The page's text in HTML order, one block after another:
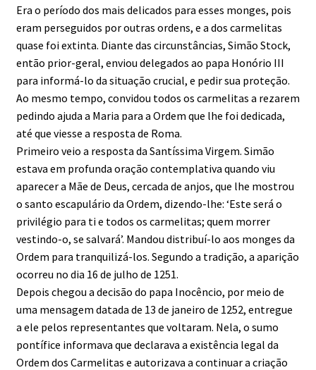
Era o período dos mais delicados para esses monges, pois
eram perseguidos por outras ordens, e a dos carmelitas
quase foi extinta. Diante das circunstâncias, Simão Stock,
então prior-geral, enviou delegados ao papa Honório III
para informá-lo da situação crucial, e pedir sua proteção.
Ao mesmo tempo, convidou todos os carmelitas a rezarem
pedindo ajuda a Maria para a Ordem que lhe foi dedicada,
até que viesse a resposta de Roma.
Primeiro veio a resposta da Santíssima Virgem. Simão
estava em profunda oração contemplativa quando viu
aparecer a Mãe de Deus, cercada de anjos, que lhe mostrou
o santo escapulário da Ordem, dizendo-lhe: ‘Este será o
privilégio para ti e todos os carmelitas; quem morrer
vestindo-o, se salvará’. Mandou distribuí-lo aos monges da
Ordem para tranquilizá-los. Segundo a tradição, a aparição
ocorreu no dia 16 de julho de 1251.
Depois chegou a decisão do papa Inocêncio, por meio de
uma mensagem datada de 13 de janeiro de 1252, entregue
a ele pelos representantes que voltaram. Nela, o sumo
pontífice informava que declarava a existência legal da
Ordem dos Carmelitas e autorizava a continuar a criação